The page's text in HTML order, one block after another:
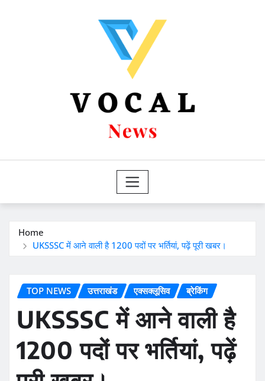
Home
UKSSSC में आने वाली है 1200 पदों पर भर्तियां, पढ़ें पूरी खबर।
TOP NEWS उत्तराखंड एक्सक्लूसिव ब्रेकिंग
UKSSSC में आने वाली है
1200 पदों पर भर्तियां, पढ़ें